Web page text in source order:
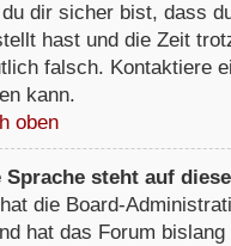
dir sicher bist, dass
hast und die Zeit
falsch. Kontaktiere
kann.
oben
Sprache steht auf
die Board-
hat das Forum